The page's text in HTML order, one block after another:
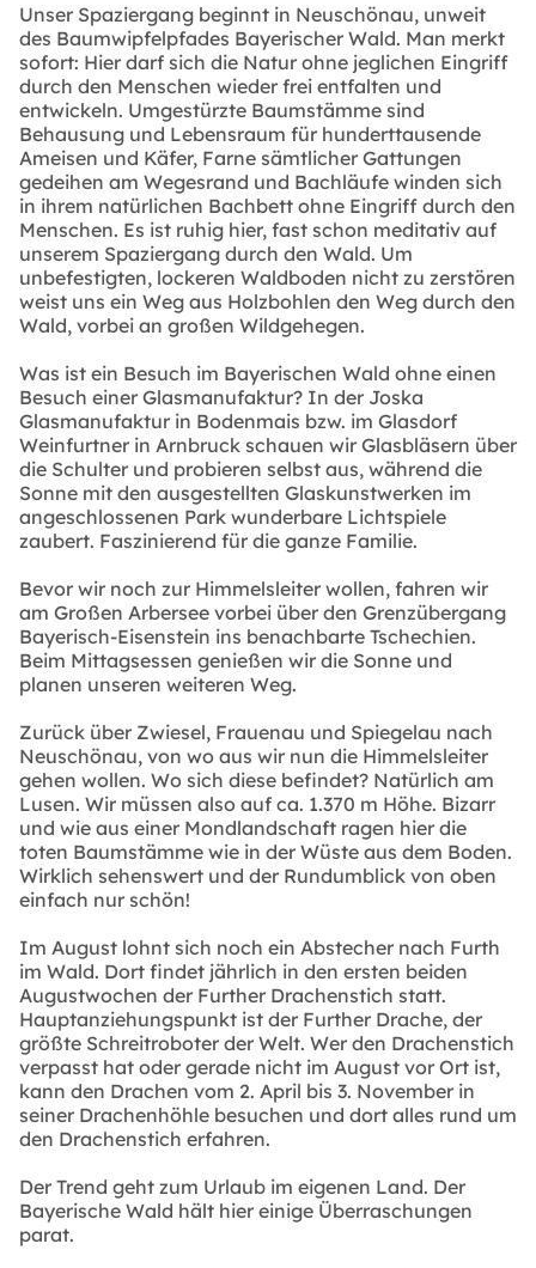
Unser Spaziergang beginnt in Neuschönau, unweit
des Baumwipfelpfades Bayerischer Wald. Man merkt
sofort: Hier darf sich die Natur ohne jeglichen Eingriff
durch den Menschen wieder frei entfalten und
entwickeln. Umgestürzte Baumstämme sind
Behausung und Lebensraum für hunderttausende
Ameisen und Käfer, Farne sämtlicher Gattungen
gedeihen am Wegesrand und Bachläufe winden sich
in ihrem natürlichen Bachbett ohne Eingriff durch den
Menschen. Es ist ruhig hier, fast schon meditativ auf
unserem Spaziergang durch den Wald. Um
unbefestigten, lockeren Waldboden nicht zu zerstören
weist uns ein Weg aus Holzbohlen den Weg durch den
Wald, vorbei an großen Wildgehegen.
Was ist ein Besuch im Bayerischen Wald ohne einen
Besuch einer Glasmanufaktur? In der Joska
Glasmanufaktur in Bodenmais bzw. im Glasdorf
Weinfurtner in Arnbruck schauen wir Glasbläsern über
die Schulter und probieren selbst aus, während die
Sonne mit den ausgestellten Glaskunstwerken im
angeschlossenen Park wunderbare Lichtspiele
zaubert. Faszinierend für die ganze Familie.
Bevor wir noch zur Himmelsleiter wollen, fahren wir
am Großen Arbersee vorbei über den Grenzübergang
Bayerisch-Eisenstein ins benachbarte Tschechien.
Beim Mittagsessen genießen wir die Sonne und
planen unseren weiteren Weg.
Zurück über Zwiesel, Frauenau und Spiegelau nach
Neuschönau, von wo aus wir nun die Himmelsleiter
gehen wollen. Wo sich diese befindet? Natürlich am
Lusen. Wir müssen also auf ca. 1.370 m Höhe. Bizarr
und wie aus einer Mondlandschaft ragen hier die
toten Baumstämme wie in der Wüste aus dem Boden.
Wirklich sehenswert und der Rundumblick von oben
einfach nur schön!
Im August lohnt sich noch ein Abstecher nach Furth
im Wald. Dort findet jährlich in den ersten beiden
Augustwochen der Further Drachenstich statt.
Hauptanziehungspunkt ist der Further Drache, der
größte Schreitroboter der Welt. Wer den Drachenstich
verpasst hat oder gerade nicht im August vor Ort ist,
kann den Drachen vom 2. April bis 3. November in
seiner Drachenhöhle besuchen und dort alles rund um
den Drachenstich erfahren.
Der Trend geht zum Urlaub im eigenen Land. Der
Bayerische Wald hält hier einige Überraschungen
parat.